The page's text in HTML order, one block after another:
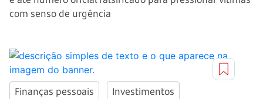
com senso de urgência
Finanças pessoais Investimentos